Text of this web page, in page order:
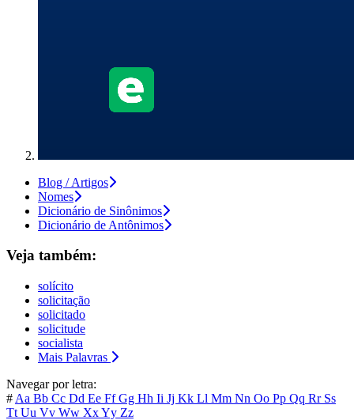
Blog / Artigos
Nomes
Dicionário de Sinônimos
Dicionário de Antônimos
Veja também:
solícito
solicitação
solicitado
solicitude
socialista
Mais Palavras
Navegar por letra:
# Aa Bb Cc Dd Ee FfGg Hh Ii Jj Kk Ll Mm Nn Oo Pp Qq Rr Ss
Tt Uu Vv Ww XxYy Zz